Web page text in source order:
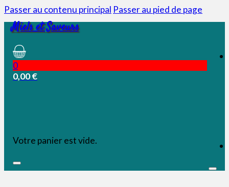
Passer au contenu principal Passer au pied de page
Miels et Saveurs
0
0,00€
Votre panier est vide.